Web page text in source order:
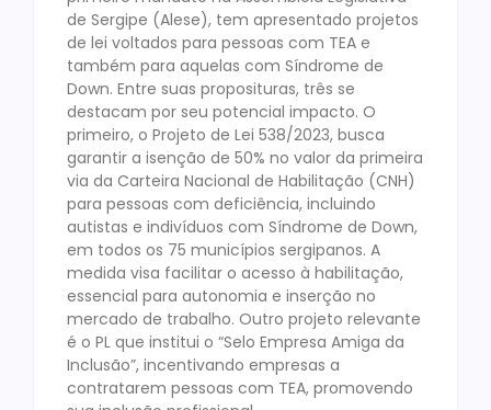
de Sergipe (Alese), tem apresentado projetos
de lei voltados para pessoas com TEA e
também para aquelas com Síndrome de
Down. Entre suas proposituras, três se
destacam por seu potencial impacto. O
primeiro, o Projeto de Lei 538/2023, busca
garantir a isenção de 50% no valor da primeira
via da Carteira Nacional de Habilitação (CNH)
para pessoas com deficiência, incluindo
autistas e indivíduos com Síndrome de Down,
em todos os 75 municípios sergipanos. A
medida visa facilitar o acesso à habilitação,
essencial para autonomia e inserção no
mercado de trabalho. Outro projeto relevante
é o PL que institui o “Selo Empresa Amiga da
Inclusão”, incentivando empresas a
contratarem pessoas com TEA, promovendo